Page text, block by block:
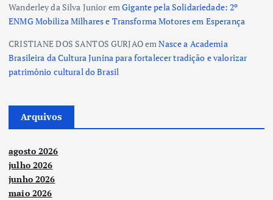
Wanderley da Silva JunioremGigante pela Solidariedade: 2º
ENMG Mobiliza Milhares e Transforma Motores em Esperança
CRISTIANE DOS SANTOS GURJAOemNasce a Academia
Brasileira da Cultura Junina para fortalecer tradição e valorizar
patrimônio cultural do Brasil
Arquivos
agosto 2026
julho 2026
junho 2026
maio 2026